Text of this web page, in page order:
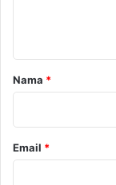
rNama *
Email *